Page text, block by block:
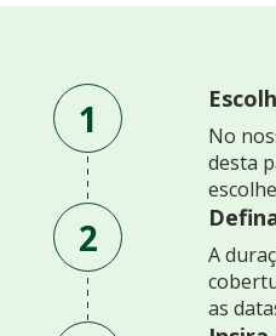
1
No
desta
2
A
as